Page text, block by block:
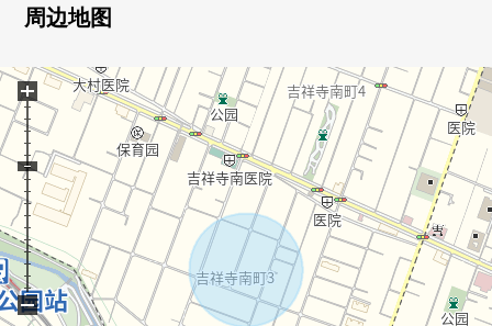
・与道路的高低差别的少的平地
・能在喜欢的House厂商、建筑公司建造
▼周边环境
・第一类低层住宅专用区的清静的住宅区
・在周围，井之头恩赐公园绿多，并且居住环境良好
■ 在找想要的家方面给予帮助
房源的详细、需讨论是如有意向，请跟我们联系。
周边地图
+
−